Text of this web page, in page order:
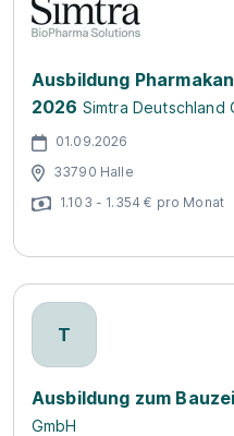
Ausbildung
2026 Simtra Deutschland
01.09.2026
33790 Halle
1.103 - 1.354 € pro Monat
T
Ausbildung zum
GmbH